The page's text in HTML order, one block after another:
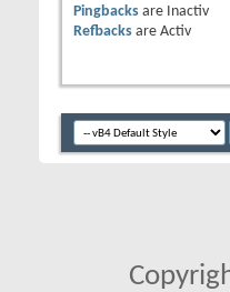
Pingbacks are
Inactiv
Refbacks are Activ